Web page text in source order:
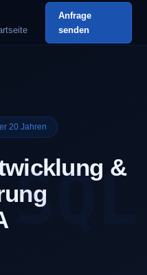
Anfrage
senden
20 Jahren
&